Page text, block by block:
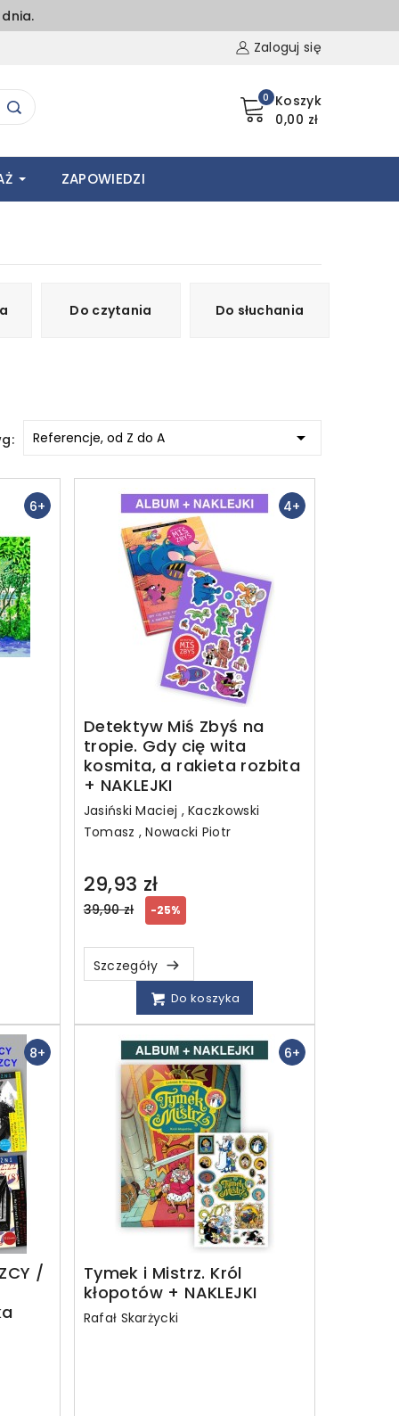
Zaloguj się
0 Koszyk
0,00 zł
ZAPOWIEDZI
Do czytania Do słuchania
Referencje, od Z do A 
6+ 4+
Detektyw Miś Zbyś na
tropie. Gdy cię wita
kosmita, a rakieta rozbita
+ NAKLEJKI
Jasiński Maciej , Kaczkowski
Tomasz , Nowacki Piotr
29,93 zł
Regular
39,90 zł -25%
Szczegóły
Do koszyka
8+
/
6+
Tymek i Mistrz. Król
kłopotów + NAKLEJKI
Rafał Skarżycki